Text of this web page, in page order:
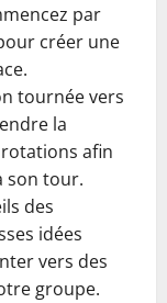
par
créer une
tournée vers
la
afin
son tour.
des
idées
vers des
groupe.